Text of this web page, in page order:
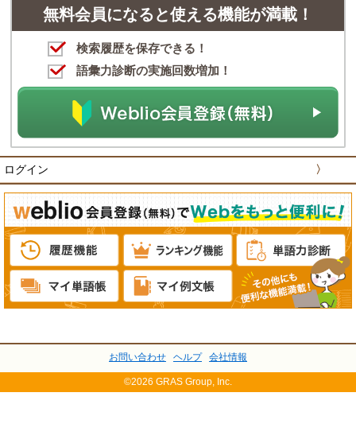
無料会員になると使える機能が満載！
検索履歴を保存できる！
語彙力診断の実施回数増加！
ログイン 〉
お問い合わせ ヘルプ 会社情報
©2026 GRAS Group, Inc.